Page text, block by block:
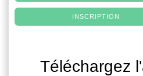
INSCRIPTION
Téléchargez